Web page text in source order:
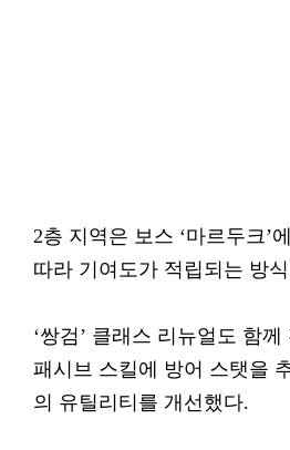
2층 지역은 보스 ‘마르두크’
따라 기여도가 적립되는 방
‘쌍검’ 클래스 리뉴얼도 함
패시브 스킬에 방어 스탯을
의 유틸리티를 개선했다.